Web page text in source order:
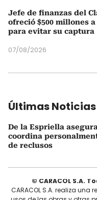
Jefe de finanzas del
ofreció $500 millones
para evitar su captura
07/08/2026
Últimas Noticias
De la Espriella
coordina
de reclusos
© CARACOL S.A.
CARACOL S.A. realiza